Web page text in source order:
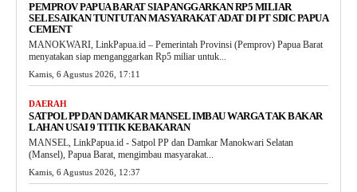
PEMPROV PAPUA BARAT SIAP ANGGARKAN RP5 MILIAR
SELESAIKAN TUNTUTAN MASYARAKAT ADAT DI PT SDIC PAPUA
CEMENT
MANOKWARI, LinkPapua.id – Pemerintah Provinsi (Pemprov) Papua Barat
menyatakan siap menganggarkan Rp5 miliar untuk...
Kamis, 6 Agustus 2026, 17:11
DAERAH
SATPOL PP DAN DAMKAR MANSEL IMBAU WARGA TAK BAKAR
LAHAN USAI 9 TITIK KEBAKARAN
MANSEL, LinkPapua.id - Satpol PP dan Damkar Manokwari Selatan
(Mansel), Papua Barat, mengimbau masyarakat...
Kamis, 6 Agustus 2026, 12:37